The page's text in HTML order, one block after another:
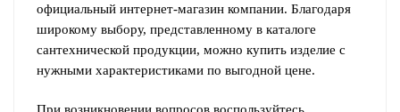
официальный интернет-магазин компании. Благодаря
широкому выбору, представленному в каталоге
сантехнической продукции, можно купить изделие с
нужными характеристиками по выгодной цене.